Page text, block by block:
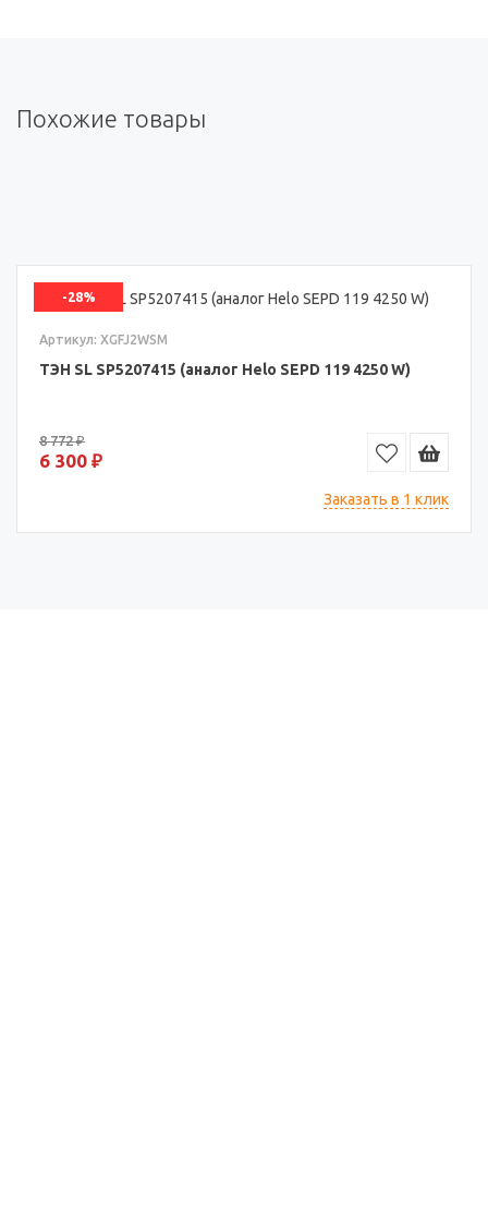
Похожие товары
-28%
Артикул: XGFJ2WSM
ТЭН SL SP5207415 (аналог Helo SEPD 119 4250 W)
8 772 ₽
6 300 ₽
Заказать в 1 клик